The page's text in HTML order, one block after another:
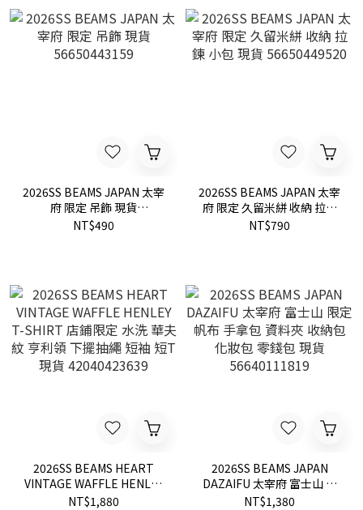
2026SS BEAMS JAPAN 太宰
府 限定 吊飾 現貨
56650443159
NT$490
2026SS BEAMS JAPAN 太宰
府 限定 久留米絣 收納 拉鍊
小包 現貨 56650449520
NT$790
2026SS BEAMS HEART
VINTAGE WAFFLE HENLEY
T-SHIRT 店鋪限定 水洗 華
NT$1,880
2026SS BEAMS JAPAN
DAZAIFU 太宰府 富士山 限
定 帆布 手拿包 資料夾 收納
NT$1,380